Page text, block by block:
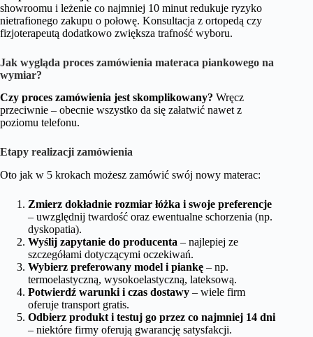
showroomu i leżenie co najmniej 10 minut redukuje ryzyko
nietrafionego zakupu o połowę. Konsultacja z ortopedą czy
fizjoterapeutą dodatkowo zwiększa trafność wyboru.
Jak wygląda proces zamówienia materaca piankowego na
wymiar?
Czy proces zamówienia jest skomplikowany? Wręcz
przeciwnie – obecnie wszystko da się załatwić nawet z
poziomu telefonu.
Etapy realizacji zamówienia
Oto jak w 5 krokach możesz zamówić swój nowy materac:
Zmierz dokładnie rozmiar łóżka i swoje preferencje
– uwzględnij twardość oraz ewentualne schorzenia (np.
dyskopatia).
Wyślij zapytanie do producenta – najlepiej ze
szczegółami dotyczącymi oczekiwań.
Wybierz preferowany model i piankę – np.
termoelastyczną, wysokoelastyczną, lateksową.
Potwierdź warunki i czas dostawy – wiele firm
oferuje transport gratis.
Odbierz produkt i testuj go przez co najmniej 14 dni
– niektóre firmy oferują gwarancję satysfakcji.